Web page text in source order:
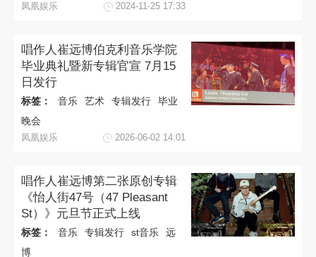
凤凰娱乐 2024-11-25 17:33
唱作人崔远博伯克利音乐学院
毕业典礼暨新专辑官宣 7月15
日发行
标签： 音乐 艺术 专辑发行
毕业
晚会
凤凰娱乐 2026-06-02 14:01
唱作人崔远博第二张原创专辑
《怡人街47号（47 Pleasant
St）》元旦节正式上线
标签： 音乐 专辑发行 st音乐
远
博